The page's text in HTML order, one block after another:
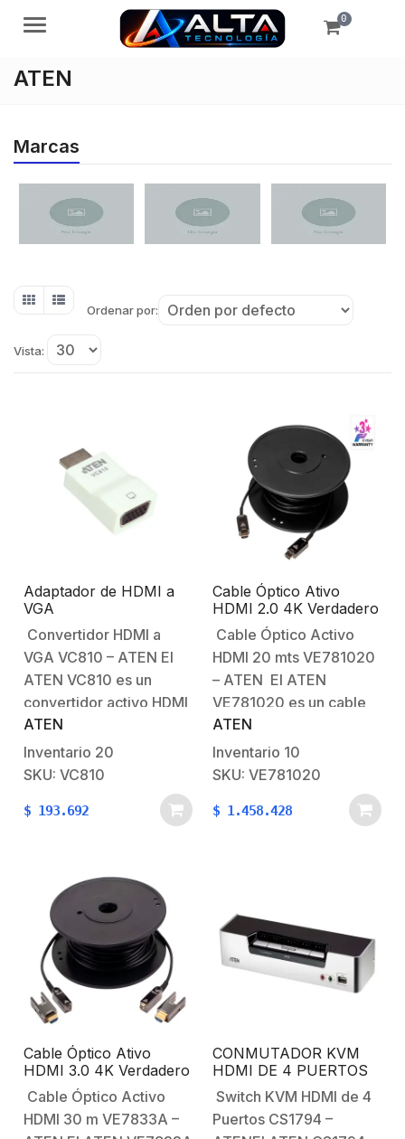
Menú 0
ATEN
Marcas
Ordenar por:
Vista:
Adaptador de HDMI a
VGA
Convertidor HDMI a
VGA VC810 – ATEN El
ATEN VC810 es un
convertidor activo HDMI
a VGA que permite
conectar dispositivos
con salida HDMI, como
laptops, reproductores
multimedia o consolas, a
Ofrece una conversión
de señal confiable y de
alta…
ATEN
Inventario 20
SKU: VC810
$ 193.692
Cable Óptico Ativo
HDMI 2.0 4K Verdadero
/ 20 mts (4K Verdadero
a 20 mts)
Cable Óptico Activo
HDMI 20 mts VE781020
– ATEN El ATEN
VE781020 es un cable
óptico activo HDMI de
20 metros que garantiza
transmisión de video y
audio de alta calidad a
largas distancias sin
ATEN
Inventario 10
SKU: VE781020
$ 1.458.428
Cable Óptico Ativo
HDMI 3.0 4K Verdadero
/ 30 mts (4K Verdadero
a 30 mts) / (Fibra Óptica
y Cobre)
Cable Óptico Activo
HDMI 30 m VE7833A –
CONMUTADOR KVM
HDMI DE 4 PUERTOS
CONMUTADOR KVM
HDMI USB DE 4
PUERTOS/CON CABLE
Switch KVM HDMI de 4
Puertos CS1794 –